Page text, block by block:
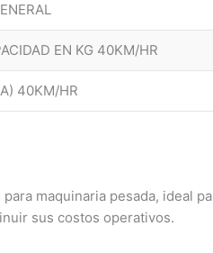
EN KG 40KM/HR
40KM/HR
para maquinaria pesada, ideal
sus costos operativos.